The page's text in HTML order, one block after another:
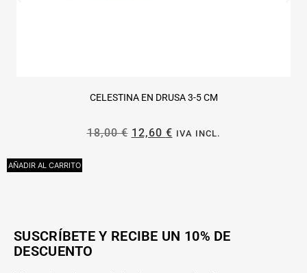
CELESTINA EN DRUSA 3-5 CM
18,00€ 12,60 € IVA INCL.
AÑADIR AL CARRITO
SUSCRÍBETE Y RECIBE UN 10% DE
DESCUENTO